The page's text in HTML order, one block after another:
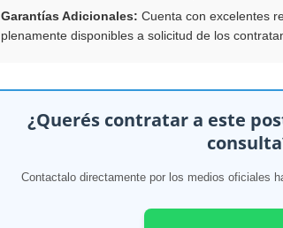
Garantías Adicionales: Cuenta con excelentes
plenamente disponibles a solicitud de los
¿Querés contratar a este
Contactalo directamente por los medios oficiales